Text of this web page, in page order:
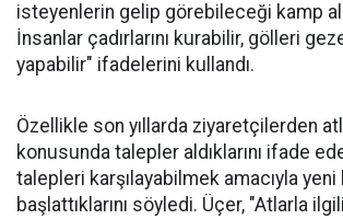
isteyenlerin gelip görebileceği kamp
İnsanlar çadırlarını kurabilir, gölleri
yapabilir" ifadelerini kullandı.
Özellikle son yıllarda ziyaretçilerden
konusunda talepler aldıklarını ifade
talepleri karşılayabilmek amacıyla yeni
başlattıklarını söyledi. Üçer, "Atlarla